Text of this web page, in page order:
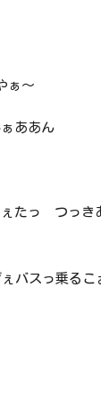
ぁ～
ああん
たっ つっき
スっ乗るこ